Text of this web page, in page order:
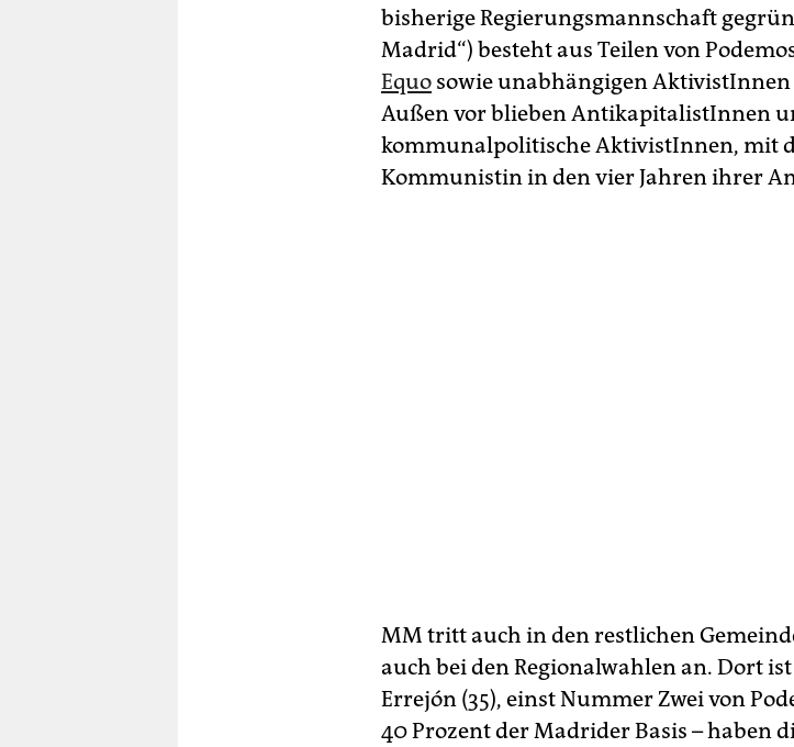
bisherige Regierungsmannschaft
Madrid“) besteht aus Teilen von
Equo sowie unabhängigen
Außen vor blieben AntikapitalistInnen
kommunalpolitische AktivistInnen, mit
Kommunistin in den vier Jahren ihrer
MM tritt auch in den restlichen
auch bei den Regionalwahlen an. Dort
Errejón (35), einst Nummer Zwei von
40 Prozent der Madrider Basis – haben